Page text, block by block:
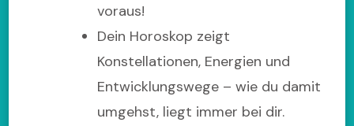
voraus!
Dein Horoskop zeigt
Konstellationen, Energien und
Entwicklungswege – wie du damit
umgehst, liegt immer bei dir.